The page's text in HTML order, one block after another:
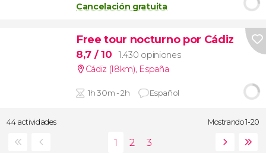
Cancelación gratuita
Free tour nocturno por Cádiz
8,7 / 10
1.430 opiniones
Cádiz (18km), España
1h 30m - 2h Español
44 actividades Mostrando 1-20